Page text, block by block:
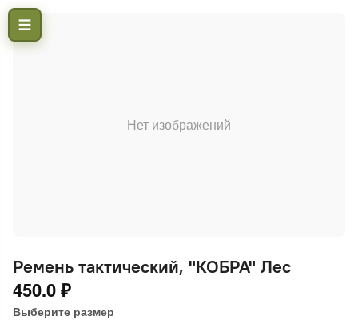
Нет изображений
Ремень тактический, "КОБРА" Лес
450.0 ₽
Выберите размер